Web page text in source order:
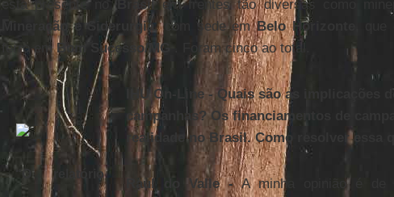
está presente no Brasilem frentes tão diversas como
Mineração e Siderurgia , com sede emBelo Horizonte
,
ferro emBom Sucesso/MG . Foram cinco ao total.
“O relatório
IHU On-Line - Quais são as implicações
campanhas? Os financiamentos de
realidade no Brasil. Como resolver essa
Raul do Valle -A minha opinião é de